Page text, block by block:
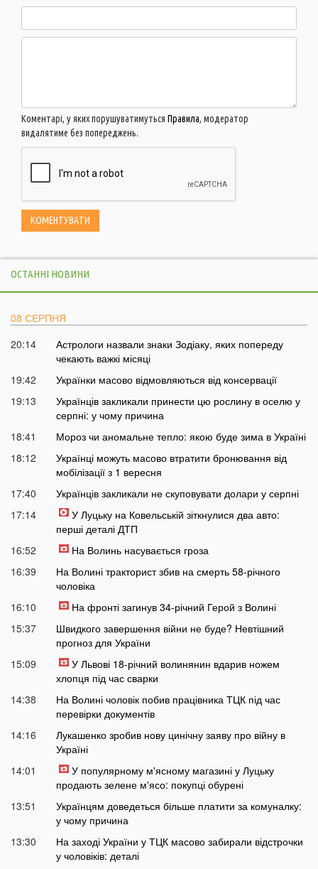
Коментарі, у яких порушуватимуться Правила, модератор
видалятиме без попереджень.
ОСТАННІ НОВИНИ
08 СЕРПНЯ
20:14
Астрологи назвали знаки Зодіаку, яких попереду
чекають важкі місяці
19:42
Українки масово відмовляються від консервації
19:13
Українців закликали принести цю рослину в оселю у
серпні: у чому причина
18:41
Мороз чи аномальне тепло: якою буде зима в Україні
18:12
Українці можуть масово втратити бронювання від
мобілізації з 1 вересня
17:40
Українців закликали не скуповувати долари у серпні
17:14
У Луцьку на Ковельській зіткнулися два авто:
перші деталі ДТП
16:52
На Волинь насувається гроза
16:39
На Волині тракторист збив на смерть 58-річного
чоловіка
16:10
На фронті загинув 34-річний Герой з Волині
15:37
Швидкого завершення війни не буде? Невтішний
прогноз для України
15:09
У Львові 18-річний волинянин вдарив ножем
хлопця під час сварки
14:38
На Волині чоловік побив працівника ТЦК під час
перевірки документів
14:16
Лукашенко зробив нову цинічну заяву про війну в
Україні
14:01
У популярному м'ясному магазині у Луцьку
продають зелене м'ясо: покупці обурені
13:51
Українцям доведеться більше платити за комуналку:
у чому причина
13:30
На заході України у ТЦК масово забирали відстрочки
у чоловіків: деталі